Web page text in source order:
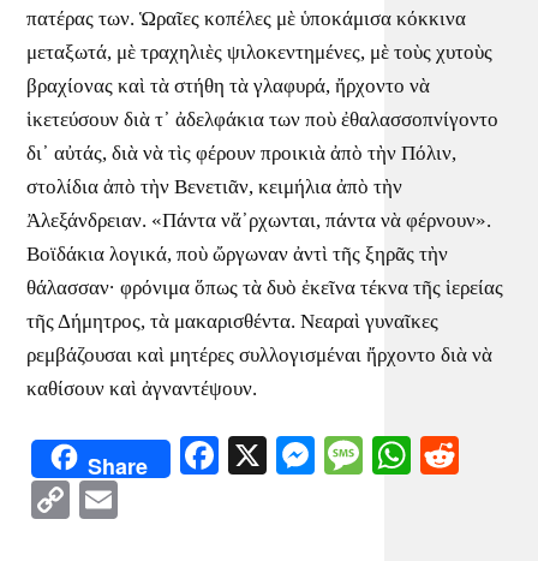
πατέρας των. Ὡραῖες κοπέλες μὲ ὑποκάμισα κόκκινα
μεταξωτά, μὲ τραχηλιὲς ψιλοκεντημένες, μὲ τοὺς χυτοὺς
βραχίονας καὶ τὰ στήθη τὰ γλαφυρά, ἤρχοντο νὰ
ἱκετεύσουν διὰ τ᾿ ἀδελφάκια των ποὺ ἐθαλασσοπνίγοντο
δι᾿ αὐτάς, διὰ νὰ τὶς φέρουν προικιὰ ἀπὸ τὴν Πόλιν,
στολίδια ἀπὸ τὴν Βενετιᾶν, κειμήλια ἀπὸ τὴν
Ἀλεξάνδρειαν. «Πάντα νἄ᾿ρχωνται, πάντα νὰ φέρνουν».
Βοϊδάκια λογικά, ποὺ ὤργωναν ἀντὶ τῆς ξηρᾶς τὴν
θάλασσαν· φρόνιμα ὅπως τὰ δυὸ ἐκεῖνα τέκνα τῆς ἱερείας
τῆς Δήμητρος, τὰ μακαρισθέντα. Νεαραὶ γυναῖκες
ρεμβάζουσαι καὶ μητέρες συλλογισμέναι ἤρχοντο διὰ νὰ
καθίσουν καὶ ἀγναντέψουν.
Share Facebook
X Messenger
Message
Copy